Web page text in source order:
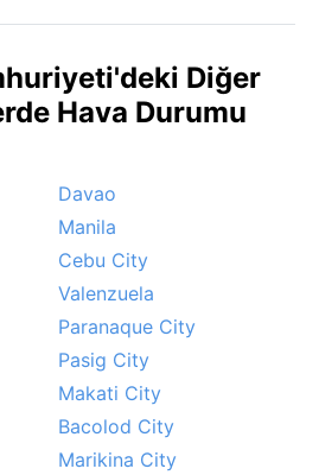
Diğer
Hava Durumu
Davao
Manila
Cebu City
Valenzuela
Paranaque City
Pasig City
Makati City
Bacolod City
Marikina City